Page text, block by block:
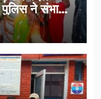
ने संभाला
किया…